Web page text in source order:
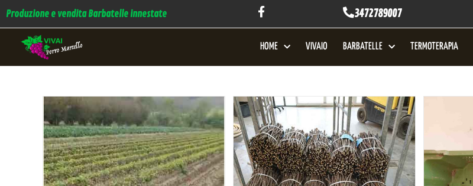
Produzione e vendita Barbatelle innestate 3472789007
HOME VIVAIO BARBATELLE TERMOTERAPIA